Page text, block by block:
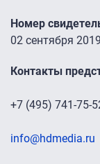
Номер
02 сентября 2019
Контакты
+7 (495) 741-75-
info@hdmedia.ru